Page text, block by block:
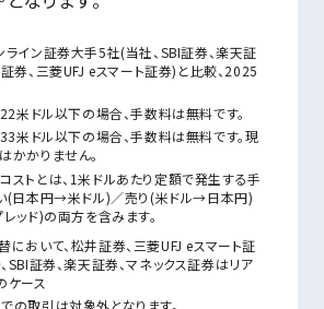
ライン証券大手5社(当社、SBI証券、楽天証
証券、三菱UFJ eスマート証券)と比較、2025
米ドル以下の場合、手数料は無料です。
米ドル以下の場合、手数料は無料です。現
かかりません。
ストとは、1米ドルあたり定額で発生する手
(日本円→米ドル)／売り(米ドル→日本円)
ッド)の両方を含みます。
おいて、松井証券、三菱UFJ eスマート証
SBI証券、楽天証券、マネックス証券はリア
ケース